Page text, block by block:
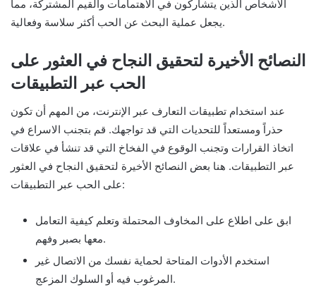
الأشخاص الذين يتشاركون في الاهتمامات والقيم المشتركة، مما
يجعل عملية البحث عن الحب أكثر سلاسة وفعالية.
النصائح الأخيرة لتحقيق النجاح في العثور على
الحب عبر التطبيقات
عند استخدام تطبيقات التعارف عبر الإنترنت، من المهم أن تكون
حذراً ومستعداً للتحديات التي قد تواجهك. قم بتجنب الاسراع في
اتخاذ القرارات وتجنب الوقوع في الفخاخ التي قد تنشأ في علاقات
عبر التطبيقات. هنا بعض النصائح الأخيرة لتحقيق النجاح في العثور
على الحب عبر التطبيقات:
ابق على اطلاع على المخاوف المحتملة وتعلم كيفية التعامل
معها بصبر وفهم.
استخدم الأدوات المتاحة لحماية نفسك من الاتصال غير
المرغوب فيه أو السلوك المزعج.